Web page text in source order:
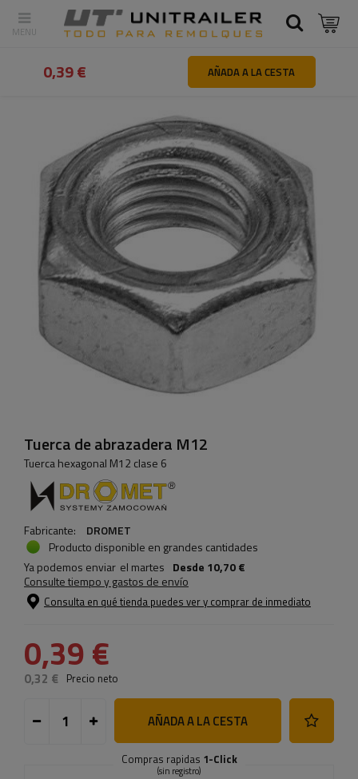
Atrás Inicio Piezas y accesorios de remolques Tornillos y
Tuerca de abrazadera M12
Tuerca hexagonal M12 clase 6
Fabricante:
DROMET
Producto disponible en grandes cantidades
Ya podemos enviar el martes Desde 10,70 €
Consulte tiempo y gastos de envío
Consulta en qué tienda puedes ver y comprar de inmediato
0,39 €
0,32 € Precio neto
AÑADA A LA CESTA
Compras rapidas 1-Click
(sin registro)
0,39 € AÑADA A LA CESTA